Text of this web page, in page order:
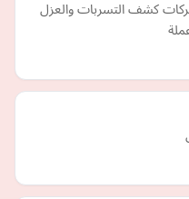
كشف التسربات والعزل